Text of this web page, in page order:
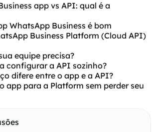
app vs API: qual é a
WhatsApp Business é bom
Business Platform (Cloud API)
equipe precisa?
configurar a API sozinho?
difere entre o app e a API?
app para a Platform sem perder seu